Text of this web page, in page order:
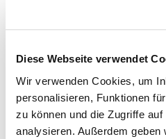
Diese Webseite verwendet
Wir verwenden Cookies, um
personalisieren, Funktionen
zu können und die Zugriffe
analysieren. Außerdem
max. speed:
v = 2,5 m/s
max. acceleration:
a = 20 m/s²
max. guide load:
Z= 8000 N
max. feed force:
F = 6000 N